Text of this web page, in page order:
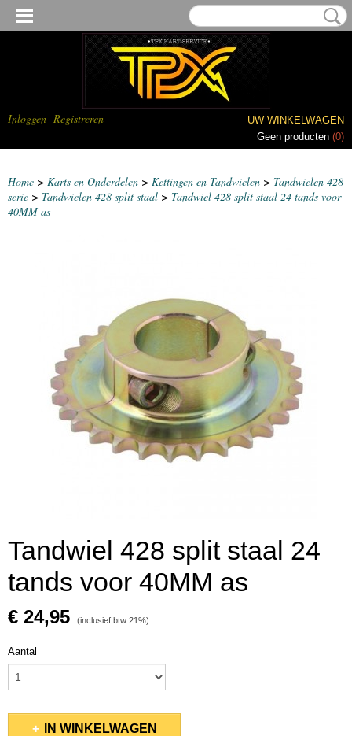
Inloggen Registreren
UW WINKELWAGEN
Geen producten (0)
Home > Karts en Onderdelen > Kettingen en Tandwielen > Tandwielen 428
serie > Tandwielen 428 split staal > Tandwiel 428 split staal 24 tands voor
40MM as
Tandwiel 428 split staal 24
tands voor 40MM as
€ 24,95 (inclusief btw 21%)
Aantal
IN WINKELWAGEN